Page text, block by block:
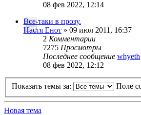
08 фев 2022, 12:14
Все-таки в прозу.
Настя Енот » 09 июл 2011, 16:37
2 Комментарии
7275 Просмотры
Последнее сообщение whyeth
08 фев 2022, 12:12
Показать темы за: Поле
Новая тема